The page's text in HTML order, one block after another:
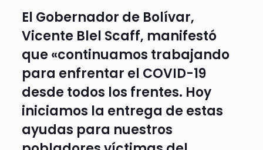
El Gobernador de Bolívar,
Vicente Blel Scaff, manifestó
que «continuamos trabajando
para enfrentar el COVID-19
desde todos los frentes. Hoy
iniciamos la entrega de estas
ayudas para nuestros